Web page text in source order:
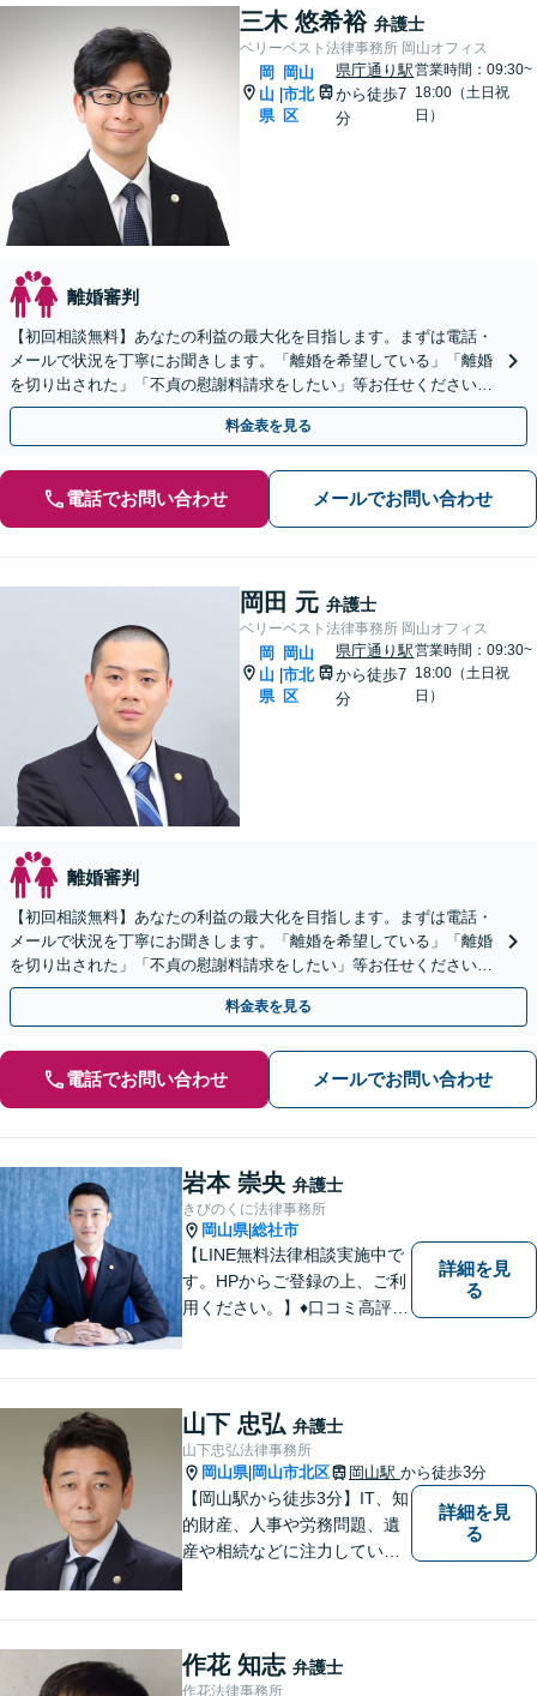
三木 悠希裕 弁護士
ベリーベスト法律事務所 岡山オフィス
岡
山
県
|
岡山
市北
区
県庁通り駅
から徒歩7
分
営業時間：09:30~
18:00（土日祝
日）
離婚審判
【初回相談無料】あなたの利益の最大化を目指します。まずは電話・
メールで状況を丁寧にお聞きします。「離婚を希望している」「離婚
を切り出された」「不貞の慰謝料請求をしたい」等お任せください。
【リーズナブルな料金設定】
料金表を見る
電話でお問い合わせ メールでお問い合わせ
岡田 元 弁護士
ベリーベスト法律事務所 岡山オフィス
岡
山
県
|
岡山
市北
区
県庁通り駅
から徒歩7
分
営業時間：09:30~
18:00（土日祝
日）
離婚審判
【初回相談無料】あなたの利益の最大化を目指します。まずは電話・
メールで状況を丁寧にお聞きします。「離婚を希望している」「離婚
を切り出された」「不貞の慰謝料請求をしたい」等お任せください。
【リーズナブルな料金設定】
料金表を見る
電話でお問い合わせ メールでお問い合わせ
岩本 崇央 弁護士
きびのくに法律事務所
岡山県|総社市
【LINE無料法律相談実施中で
す。HPからご登録の上、ご利
用ください。】♦口コミ高評価
大の理解者として活動いたし
ます。【完全個室】【初回３
０分無料面談】
詳細を見
る
山下 忠弘 弁護士
山下忠弘法律事務所
岡山県| 岡山市北区 岡山駅 から徒歩3分
【岡山駅から徒歩3分】IT、知
的財産、人事や労務問題、遺
産や相続などに注力していま
相談ください。依頼者さまの
サポートができるよう努めて
詳細を見
る
作花 知志 弁護士
作花法律事務所